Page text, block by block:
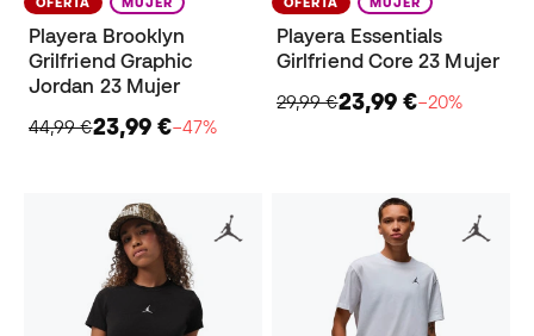
Playera Brooklyn
Grilfriend Graphic
Jordan 23 Mujer
44,99 €23,99 €−47%
Playera Essentials
Girlfriend Core 23 Mujer
29,99 €23,99 €−20%